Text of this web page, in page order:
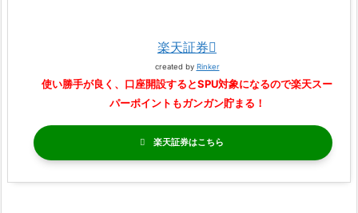
楽天証券
created by Rinker
使い勝手が良く、口座開設するとSPU対象になるので楽天スー
パーポイントもガンガン貯まる！
楽天証券